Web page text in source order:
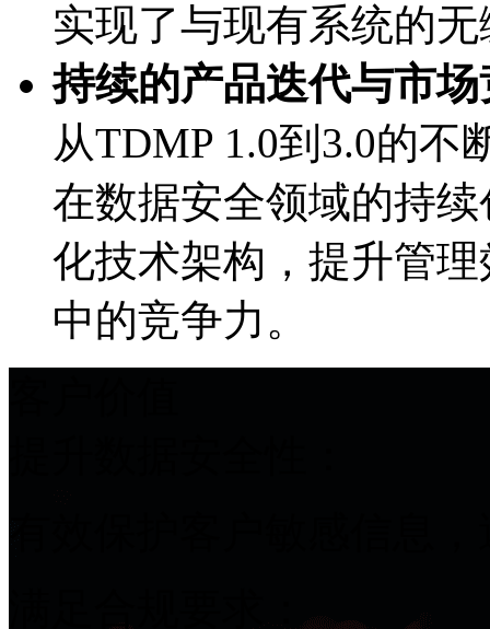
实现了与现有系统的
持续的产品迭代与市场
从TDMP 1.0到3.0的不
在数据安全领域的持续
化技术架构，提升管
中的竞争力。